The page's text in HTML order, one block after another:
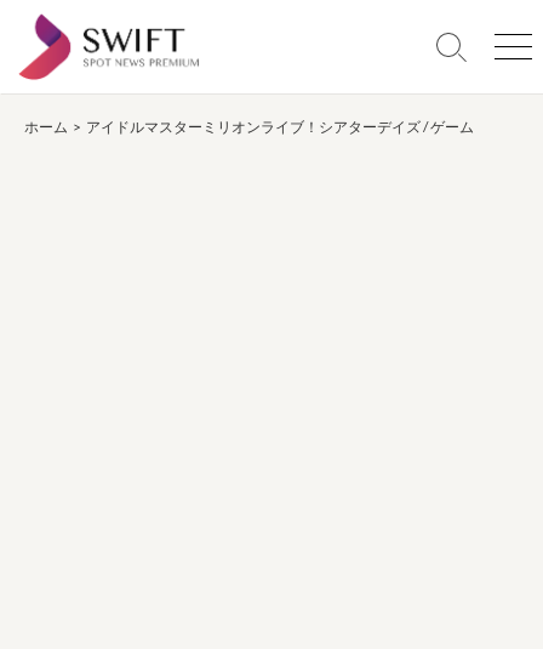
テ
検
り
メ
ホーム > アイドルマスターミリオンライブ！シアターデイズ/ゲーム